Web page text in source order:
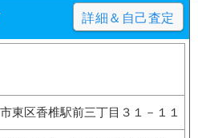
詳細＆自己査定
東区香椎駅前三丁目３１－１１